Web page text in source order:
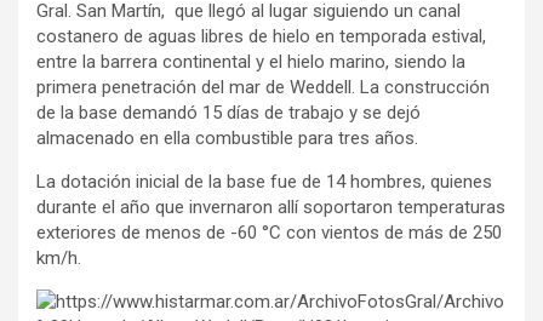
Gral. San Martín, que llegó al lugar siguiendo un canal
costanero de aguas libres de hielo en temporada estival,
entre la barrera continental y el hielo marino, siendo la
primera penetración del mar de Weddell. La construcción
de la base demandó 15 días de trabajo y se dejó
almacenado en ella combustible para tres años.
La dotación inicial de la base fue de 14 hombres, quienes
durante el año que invernaron allí soportaron temperaturas
exteriores de menos de -60 °C con vientos de más de 250
km/h.